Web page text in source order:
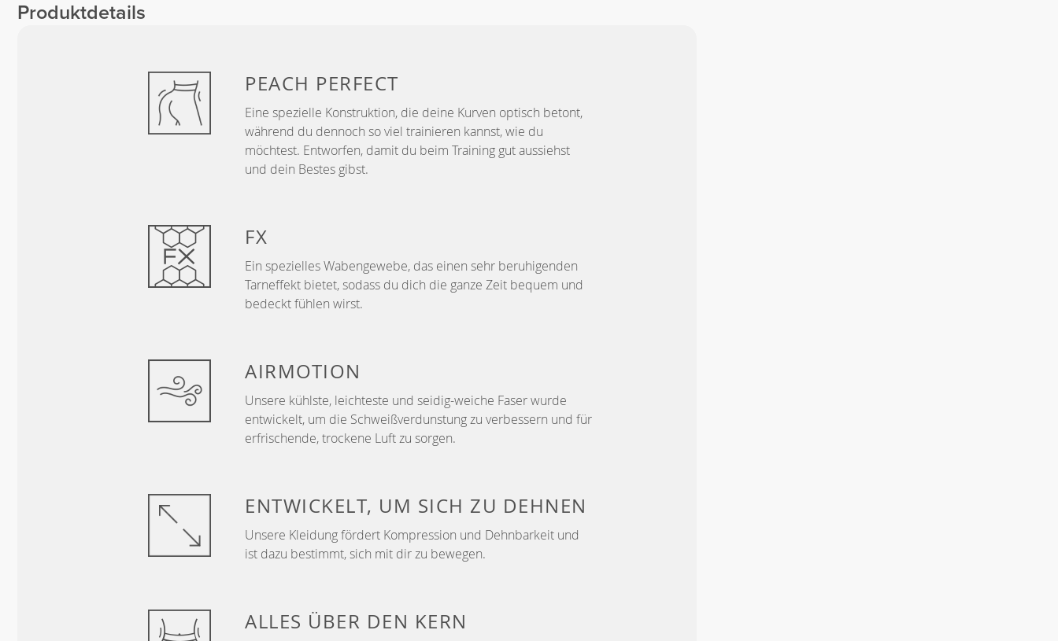
Produktdetails
PEACH PERFECT
Eine spezielle Konstruktion, die deine Kurven optisch betont,
während du dennoch so viel trainieren kannst, wie du
möchtest. Entworfen, damit du beim Training gut aussiehst
und dein Bestes gibst.
FX
Ein spezielles Wabengewebe, das einen sehr beruhigenden
Tarneffekt bietet, sodass du dich die ganze Zeit bequem und
bedeckt fühlen wirst.
AIRMOTION
Unsere kühlste, leichteste und seidig-weiche Faser wurde
entwickelt, um die Schweißverdunstung zu verbessern und für
erfrischende, trockene Luft zu sorgen.
ENTWICKELT, UM SICH ZU DEHNEN
Unsere Kleidung fördert Kompression und Dehnbarkeit und
ist dazu bestimmt, sich mit dir zu bewegen.
ALLES ÜBER DEN KERN